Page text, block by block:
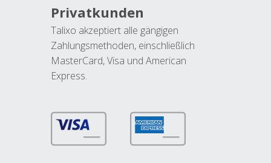
Privatkunden
Talixo akzeptiert alle gängigen
Zahlungsmethoden, einschließlich
MasterCard, Visa und American
Express.